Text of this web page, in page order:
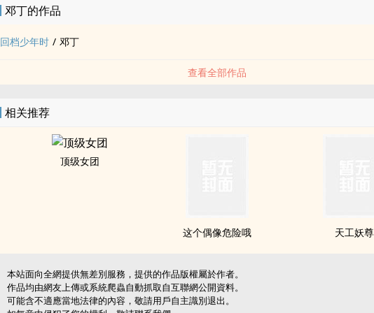
邓丁的作品
回档少年时 / 邓丁
查看全部作品
相关推荐
顶级女团
这个偶像危险哦 天工妖尊
本站面向全網提供無差別服務，提供的作品版權屬於作者。
作品均由網友上傳或系統爬蟲自動抓取自互聯網公開資料。
可能含不適應當地法律的內容，敬請用戶自主識別退出。